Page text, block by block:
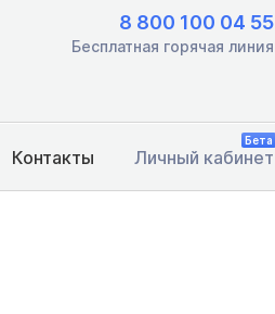
8 800 100 04 55
Бесплатная горячая линия
Контакты Личный кабинет
Бета